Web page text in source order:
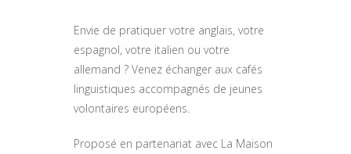
Envie de pratiquer votre anglais, votre
espagnol, votre italien ou votre
allemand ? Venez échanger aux cafés
linguistiques accompagnés de jeunes
volontaires européens.
Proposé en partenariat avec La Maison